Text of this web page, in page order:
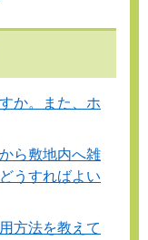
か。また、ホ
ら敷地内へ雑
うすればよい
方法を教えて